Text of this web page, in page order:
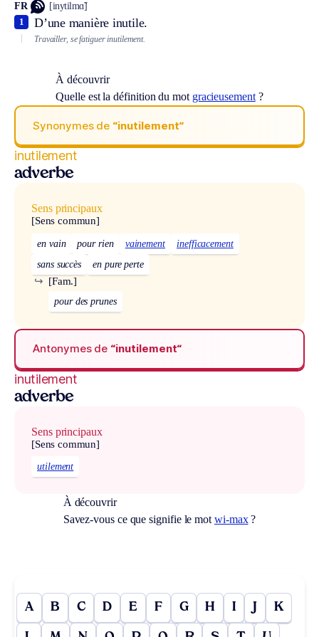
FR [inytilmɑ̃]
D’une manière inutile.
1
Travailler, se fatiguer inutilement.
À découvrir
Quelle est la définition du mot gracieusement?
Synonymes de “inutilement“
inutilement
adverbe
Sens principaux
[Sens commun]
en vain pour rien vainement
inefficacement
sans succès
en pure perte
[Fam.]
↪
pour des prunes
Antonymes de “inutilement“
inutilement
adverbe
Sens principaux
[Sens commun]
utilement
À découvrir
Savez-vous ce que signifie le mot wi-max?
A B C D E F G H I J K